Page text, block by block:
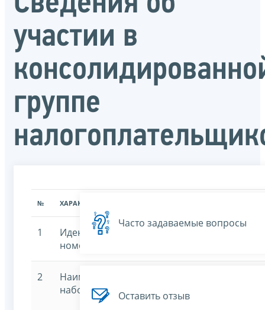
участии в
группе
№ ХАРАКТЕРИСТИКА
1
Идентификационный
номер
7707329152-kgn
2
Наименование
набора данных
Часто задаваемые вопросы
Оставить отзыв